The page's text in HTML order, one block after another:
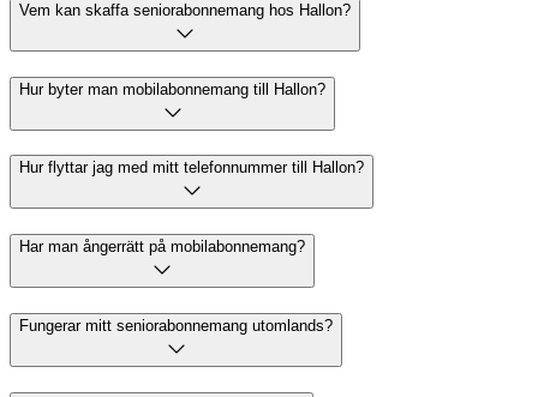
Vem kan skaffa seniorabonnemang hos Hallon?
Hur byter man mobilabonnemang till Hallon?
Hur flyttar jag med mitt telefonnummer till Hallon?
Har man ångerrätt på mobilabonnemang?
Fungerar mitt seniorabonnemang utomlands?